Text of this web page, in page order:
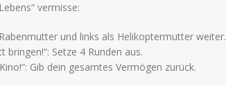
vermisse:
und links als Helikoptermutter weiter.
Setze 4 Runden aus.
Gib dein gesamtes Vermögen zurück.